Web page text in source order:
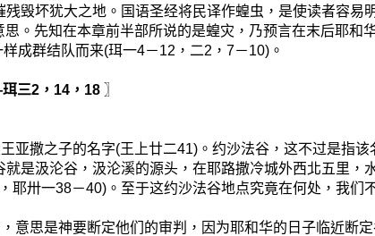
毁坏犹大之地。国语圣经将民译作蝗虫，是使读者容
。先知在本章前半部所说的是蝗灾，乃预言在末后耶
成群结队而来(珥一4－12，二2，7－10)。
三2，14，18 〗
亚撒之子的名字(王上廿二41)。约沙法谷，这不过是指
是汲沦谷，汲沦溪的源头，在耶路撒冷城外西北五里
耶卅一38－40)。至于这约沙法谷地点究竟在何处，我们
意思是神要断定他们的审判，因为耶和华的日子临近断定